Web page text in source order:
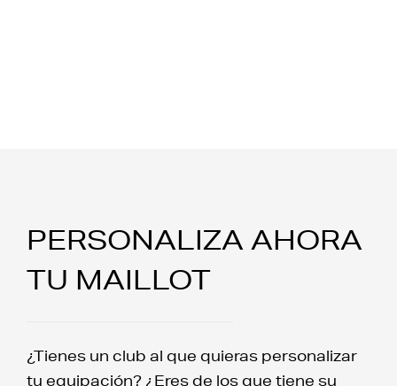
PERSONALIZA AHORA
TU MAILLOT
¿Tienes un club al que quieras personalizar
tu equipación? ¿Eres de los que tiene su